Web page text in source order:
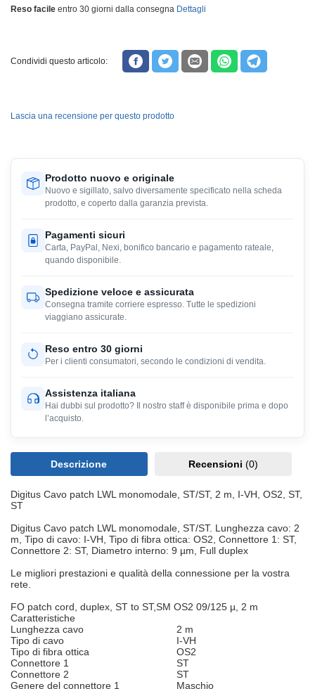
Reso facile entro 30 giorni dalla consegna Dettagli
Condividi questo articolo:
Lascia una recensione per questo prodotto
Prodotto nuovo e originale
Nuovo e sigillato, salvo diversamente specificato nella scheda
prodotto, e coperto dalla garanzia prevista.
Pagamenti sicuri
Carta, PayPal, Nexi, bonifico bancario e pagamento rateale,
quando disponibile.
Spedizione veloce e assicurata
Consegna tramite corriere espresso. Tutte le spedizioni
viaggiano assicurate.
Reso entro 30 giorni
Per i clienti consumatori, secondo le condizioni di vendita.
Assistenza italiana
Hai dubbi sul prodotto? Il nostro staff è disponibile prima e dopo
l’acquisto.
Descrizione Recensioni (0)
Digitus Cavo patch LWL monomodale, ST/ST, 2 m, I-VH, OS2, ST,
ST
Digitus Cavo patch LWL monomodale, ST/ST. Lunghezza cavo: 2
m, Tipo di cavo: I-VH, Tipo di fibra ottica: OS2, Connettore 1: ST,
Connettore 2: ST, Diametro interno: 9 µm, Full duplex
Le migliori prestazioni e qualità della connessione per la vostra
rete.
FO patch cord, duplex, ST to ST,SM OS2 09/125 µ, 2 m
Caratteristiche
Lunghezza cavo
2 m
Tipo di cavo
I-VH
Tipo di fibra ottica
OS2
Connettore 1
ST
Connettore 2
ST
Genere del connettore 1
Maschio